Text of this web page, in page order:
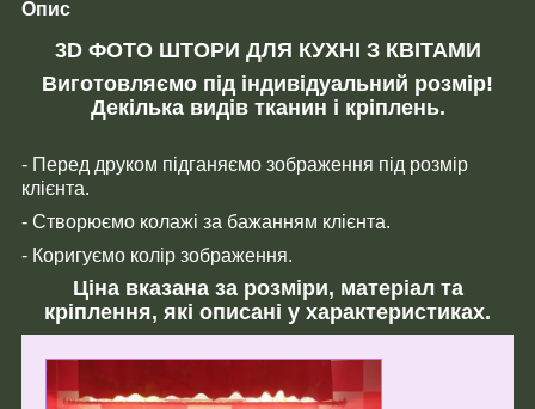
Опис
3D ФОТО ШТОРИ ДЛЯ КУХНІ З КВІТАМИ
Виготовляємо під індивідуальний розмір!
Декілька видів тканин і кріплень.
- Перед друком підганяємо зображення під розмір
клієнта.
- Створюємо колажі за бажанням клієнта.
- Коригуємо колір зображення.
Ціна вказана за розміри, матеріал та
кріплення, які описані у характеристиках.